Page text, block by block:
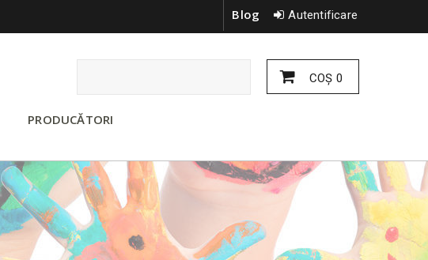
Autentificare
Blog
COŞ 0
PRODUCĂTORI